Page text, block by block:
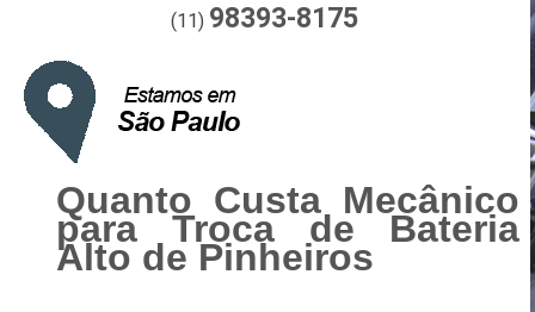
(11) 98393-8175
Quanto Custa Mecânico
para Troca de Bateria
Alto de Pinheiros